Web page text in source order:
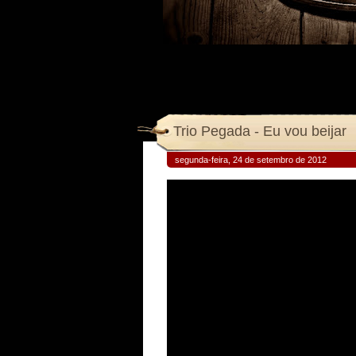
Trio Pegada - Eu vou beijar
segunda-feira, 24 de setembro de 2012